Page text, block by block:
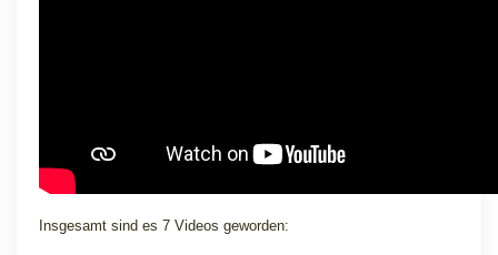
Insgesamt sind es 7 Videos geworden: